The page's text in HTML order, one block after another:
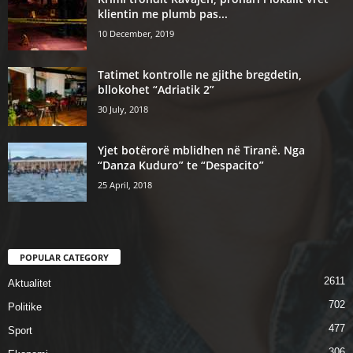
klientin me plumb pas...
10 December, 2019
Tatimet kontrolle ne gjithe bregdetin,
bllokohet “Adriatik 2”
30 July, 2018
Yjet botërorë mblidhen në Tiranë. Nga
“Danza Kuduro” te “Despacito”
25 April, 2018
POPULAR CATEGORY
Aktualitet 2611
Politike 702
Sport 477